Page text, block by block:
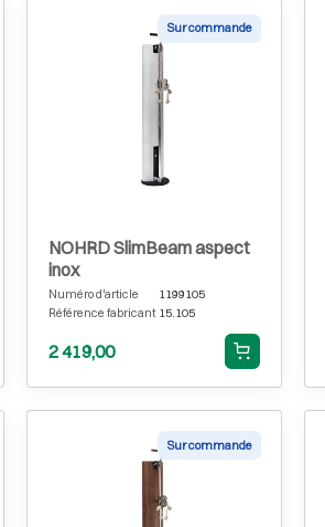
Sur commande
NOHRD SlimBeam aspect
inox
Numéro d'article
1199105
Référence fabricant 15.105
2 419,00
Sur commande